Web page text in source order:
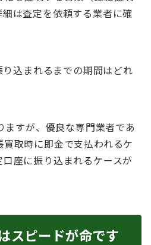
は査定を依頼する業者に確
込まれるまでの期間はどれ
ますが、優良な専門業者であ
取時に即金で支払われるケ
座に振り込まれるケースが
スピードが命です